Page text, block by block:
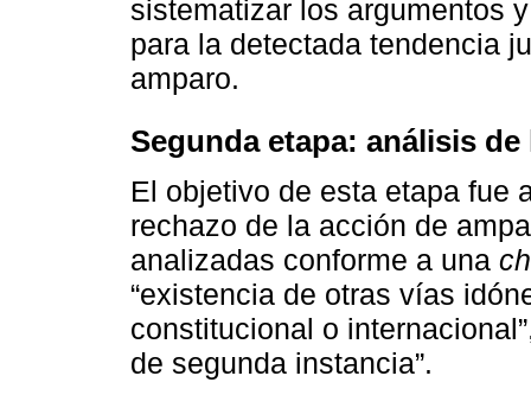
sistematizar los argumentos
para la detectada tendencia
amparo.
Segunda etapa: análisis
El objetivo de esta etapa fue
rechazo de la acción de
analizadas conforme a una
“existencia de otras vías
constitucional o
de segunda instancia”.